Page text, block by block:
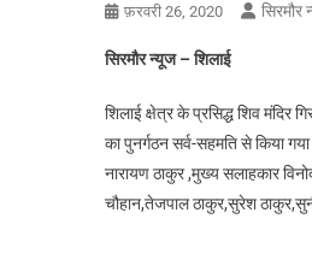
फ़रवरी 26, 2020 सिरमौर
सिरमौर न्यूज – शिलाई
शिलाई क्षेत्र के प्रसिद्ध शिव मंदिर
का पुनर्गठन सर्व-सहमति से किया
नारायण ठाकुर ,मुख्य सलाहकार
चौहान,तेजपाल ठाकुर,सुरेश